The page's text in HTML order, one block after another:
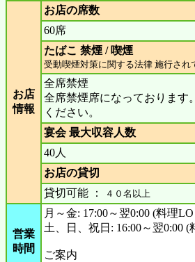
お店
情報
お店の席数
60席
たばこ 禁煙 / 喫煙
受動喫煙対策に関する法律 施行さ
全席禁煙
全席禁煙席になっております
ください。
宴会 最大収容人数
40人
お店の貸切
貸切可能 ：
４０名以上
営業
時間
月～金: 17:00～翌0:00 (料理
土、日、祝日: 16:00～翌0:00
ご案内